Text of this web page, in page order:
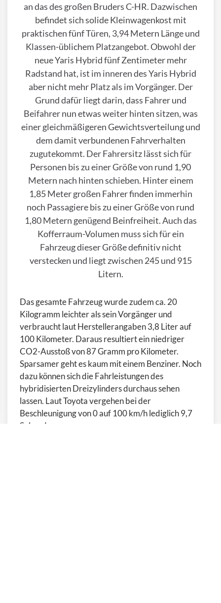
an das des großen Bruders C-HR. Dazwischen
befindet sich solide Kleinwagenkost mit
praktischen fünf Türen, 3,94 Metern Länge und
Klassen-üblichem Platzangebot. Obwohl der
neue Yaris Hybrid fünf Zentimeter mehr
Radstand hat, ist im inneren des Yaris Hybrid
aber nicht mehr Platz als im Vorgänger. Der
Grund dafür liegt darin, dass Fahrer und
Beifahrer nun etwas weiter hinten sitzen, was
einer gleichmäßigeren Gewichtsverteilung und
dem damit verbundenen Fahrverhalten
zugutekommt. Der Fahrersitz lässt sich für
Personen bis zu einer Größe von rund 1,90
Metern nach hinten schieben. Hinter einem
1,85 Meter großen Fahrer finden immerhin
noch Passagiere bis zu einer Größe von rund
1,80 Metern genügend Beinfreiheit. Auch das
Kofferraum-Volumen muss sich für ein
Fahrzeug dieser Größe definitiv nicht
verstecken und liegt zwischen 245 und 915
Litern.
Das gesamte Fahrzeug wurde zudem ca. 20
Kilogramm leichter als sein Vorgänger und
verbraucht laut Herstellerangaben 3,8 Liter auf
100 Kilometer. Daraus resultiert ein niedriger
CO2-Ausstoß von 87 Gramm pro Kilometer.
Sparsamer geht es kaum mit einem Benziner. Noch
dazu können sich die Fahrleistungen des
hybridisierten Dreizylinders durchaus sehen
lassen. Laut Toyota vergehen bei der
Beschleunigung von 0 auf 100 km/h lediglich 9,7
Sekunden.